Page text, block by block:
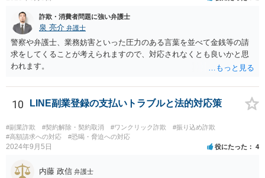
詐欺・消費者問題に強い弁護士
泉 亮介 弁護士
警察や弁護士、業務妨害といった圧力のある言葉を並べて金銭等の請
求をしてくることが考えられますので、対応されなくとも良いかと思
われます。
10 LINE副業登録の支払いトラブルと法的対応策
#副業詐欺 #契約解除・契約取消 #ワンクリック詐欺
#振り込め詐欺
#高額請求への対応
#恐喝・脅迫への対応
2024年9月5日 役にたった 4
内藤 政信 弁護士